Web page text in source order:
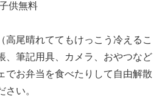
供無料
高尾晴れててもけっこう冷えるこ
、筆記用具、カメラ、おやつなど
でお弁当を食べたりして自由解散
い。